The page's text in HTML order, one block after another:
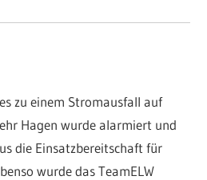
zu einem Stromausfall auf
Hagen wurde alarmiert und
die Einsatzbereitschaft für
wurde das TeamELW